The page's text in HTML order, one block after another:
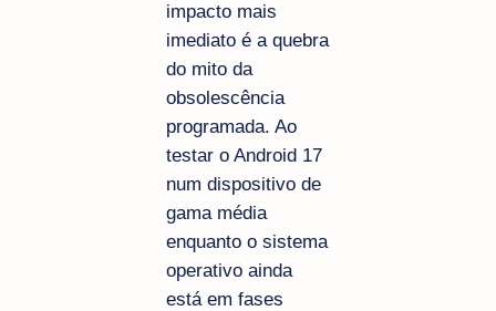
impacto mais
imediato é a quebra
do mito da
obsolescência
programada. Ao
testar o Android 17
num dispositivo de
gama média
enquanto o sistema
operativo ainda
está em fases